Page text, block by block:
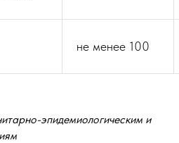
не менее 100
эпидемиологическим и